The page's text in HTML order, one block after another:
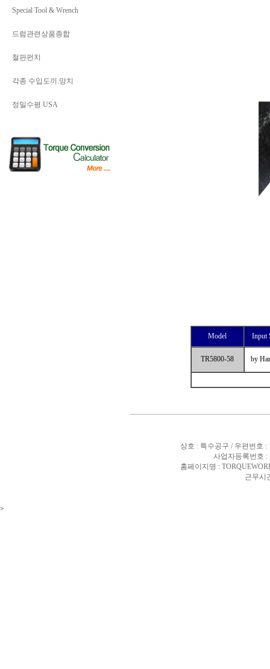
Special Tool & Wrench
드럼관련상품종합
철판펀치
각종 수입도끼.망치
정밀수평 USA
Model Input
TR5800-58 by
상호 : 특수공구 / 우편번호 :
사업자등록번호 :
홈페이지명 :
근무시
>